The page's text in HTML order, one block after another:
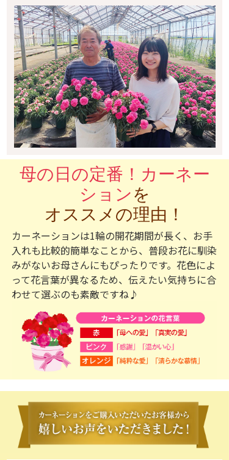
母の日の定番！カーネー
ションを
オススメの理由！
カーネーションは1輪の開花期間が長く、お手
入れも比較的簡単なことから、普段お花に馴染
みがないお母さんにもぴったりです。花色によ
って花言葉が異なるため、伝えたい気持ちに合
わせて選ぶのも素敵ですね♪